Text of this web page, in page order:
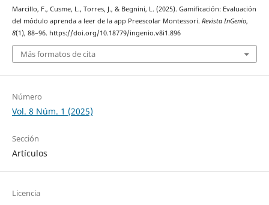
Marcillo, F., Cusme, L., Torres, J., & Begnini, L. (2025). Gamificación: Evaluación
del módulo aprenda a leer de la app Preescolar Montessori. Revista InGenio,
8(1), 88–96. https://doi.org/10.18779/ingenio.v8i1.896
Más formatos de cita
Número
Vol. 8 Núm. 1 (2025)
Sección
Artículos
Licencia